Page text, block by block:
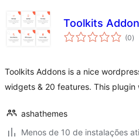
Toolkits
(0de
)
Toolkits Addons is a nice
widgets & 20 features. This
ashathemes
Menos de 10 de instalações